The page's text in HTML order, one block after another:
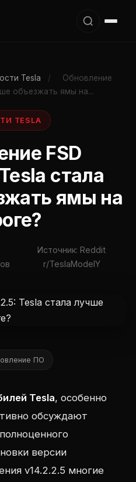
Tesla /
Обновление
объезжать ямы на...
TESLA
FSD
стала
ямы на
Источник: Reddit
r/TeslaModelY
ПО
Tesla, особенно
обсуждают
версии
v14.2.2.5 многие